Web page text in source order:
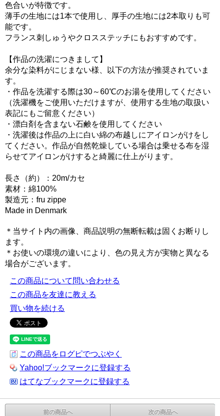
色合いが特徴です。
薄手の生地には1本で使用し、厚手の生地には2本取りも可
能です。
フランス刺しゅうやクロスステッチにもおすすめです。
【作品の洗濯につきまして】
余分な染料がにじまない様、以下の方法が推奨されていま
す。
・作品を洗濯する際は30～60℃のお湯を使用してください
（洗濯機をご使用いただけますが、使用する生地の取扱い
表記にもご留意ください）
・漂白剤を含まない石鹸を使用してください
・洗濯後は作品の上に白い綿の布越しにアイロンがけをし
てください。作品が自然乾燥している場合は乗せる布を湿
らせてアイロンがけすると綺麗に仕上がります。
長さ（約）：20m/カセ
素材：綿100%
製造元：fru zippe
Made in Denmark
＊当サイト内の画像、商品説明の無断転載は固くお断りし
ます。
＊お使いの環境の違いにより、色の見え方が実物と異なる
場合がございます。
この商品について問い合わせる
この商品を友達に教える
買い物を続ける
この商品をログピでつぶやく
Yahoo!ブックマークに登録する
はてなブックマークに登録する
前の商品へ 次の商品へ